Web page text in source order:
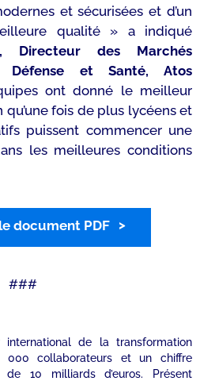
et sécurisées et d’un
qualité» a indiqué
Directeur des Marchés
Défense et Santé, Atos
ont donné le meilleur
qu’une fois de plus lycéens et
puissent commencer une
les meilleures conditions
document PDF
###
de la transformation
collaborateurs et un chiffre
10 milliards d’euros. Présent